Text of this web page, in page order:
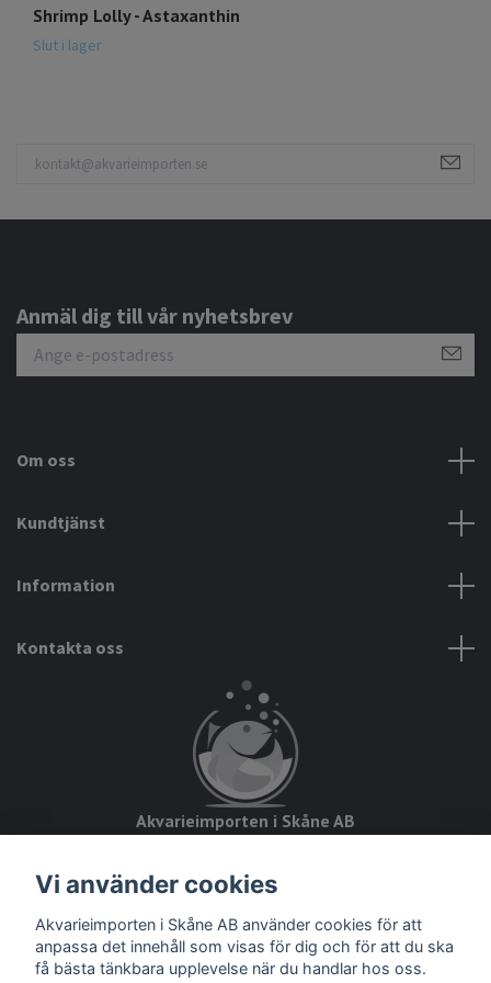
Shrimp Lolly - Astaxanthin
Slut i lager
Anmäl dig till vår nyhetsbrev
Om oss
Kundtjänst
Information
Kontakta oss
Akvarieimporten i Skåne AB
28234 Tyringe
Org.nr: 559093-8832
Vi använder cookies
Akvarieimporten i Skåne AB använder cookies för att
anpassa det innehåll som visas för dig och för att du ska
få bästa tänkbara upplevelse när du handlar hos oss.